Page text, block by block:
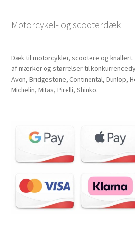
Motorcykel- og scooterdæk
Dæk til motorcykler, scootere og knallert.
af mærker og størrelser til
Avon, Bridgestone, Continental, Dunlop,
Michelin, Mitas, Pirelli, Shinko.